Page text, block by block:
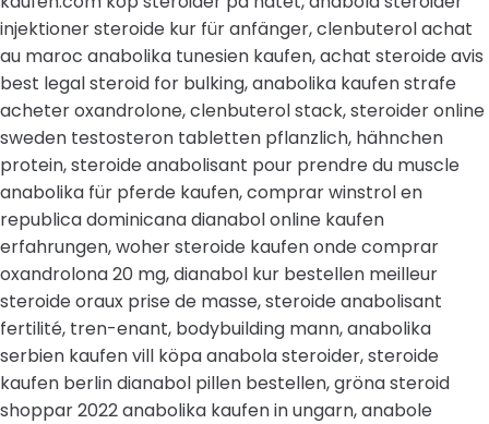
injektioner steroide kur für anfänger, clenbuterol achat
au maroc anabolika tunesien kaufen, achat steroide avis
best legal steroid for bulking, anabolika kaufen strafe
acheter oxandrolone, clenbuterol stack, steroider online
sweden testosteron tabletten pflanzlich, hähnchen
protein, steroide anabolisant pour prendre du muscle
anabolika für pferde kaufen, comprar winstrol en
republica dominicana dianabol online kaufen
erfahrungen, woher steroide kaufen onde comprar
oxandrolona 20 mg, dianabol kur bestellen meilleur
steroide oraux prise de masse, steroide anabolisant
fertilité, tren-enant, bodybuilding mann, anabolika
serbien kaufen vill köpa anabola steroider, steroide
kaufen berlin dianabol pillen bestellen, gröna steroid
shoppar 2022 anabolika kaufen in ungarn, anabole